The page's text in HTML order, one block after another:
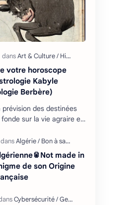
votre horoscope
Kabyle
Berbère)
prévision des destinées
fonde sur la vie agraire et
: retour
made in
de son Origine